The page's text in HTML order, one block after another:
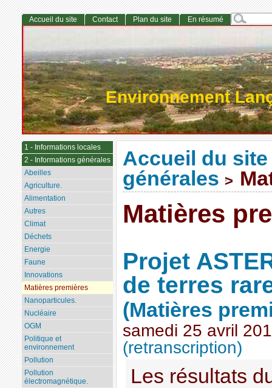
Environnement
Accueil du site
générales >
Matières
Projet
de terres
(Matières
samedi 25 avril
(retranscription)
Les résultats
Accueil du site Contact Plan du site En résumé
1 - Informations locales
2 - Informations générales
Abeilles
Agriculture.
Alimentation
Autres
Climat
Déchets
Energie
Faune
Innovations
Matières premières
Nanoparticules.
Nucléaire
OGM
Politique et
environnement
Pollution
Pollution
électromagnétique.